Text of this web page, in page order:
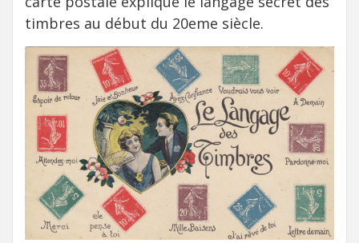
timbres au début du 20eme siècle.